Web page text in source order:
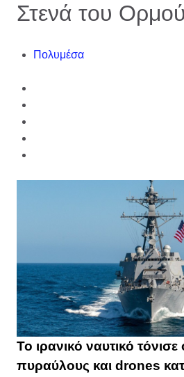
Στενά του
Πολυμέσα
Το ιρανικό ναυτικό τόνισε
πυραύλους και drones